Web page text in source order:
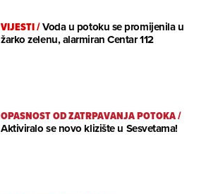
VIJESTI/Voda u potoku se promijenila u
žarko zelenu, alarmiran Centar 112
OPASNOST OD ZATRPAVANJA POTOKA/
Aktiviralo se novo klizište u Sesvetama!